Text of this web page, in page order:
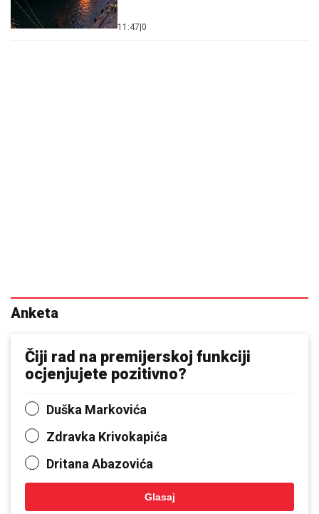
11:47|0
Anketa
Čiji rad na premijerskoj funkciji
ocjenjujete pozitivno?
Duška Markovića
Zdravka Krivokapića
Dritana Abazovića
Glasaj